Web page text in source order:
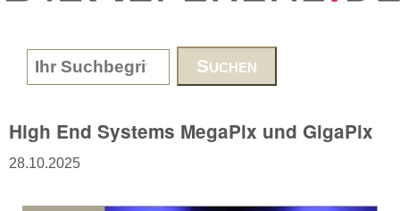
www.DieReferenz.de
Search form
High End Systems MegaPix und GigaPix
28.10.2025